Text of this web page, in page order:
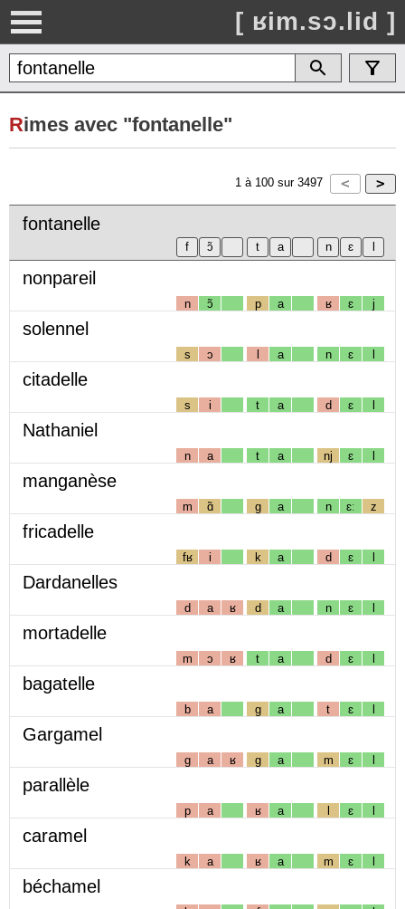
[ ʁim.sɔ.lid ]
Rimes avec "fontanelle"
1 à 100 sur 3497
fontanelle
nonpareil
n ɔ̃ p a ʁ ɛ j
solennel
s ɔ l a n ɛ l
citadelle
s i t a d ɛ l
Nathaniel
n a t a nj ɛ l
manganèse
m ɑ̃ g a n ɛː z
fricadelle
fʁ i k a d ɛ l
Dardanelles
d a ʁ d a n ɛ l
mortadelle
m ɔ ʁ t a d ɛ l
bagatelle
b a g a t ɛ l
Gargamel
g a ʁ g a m ɛ l
parallèle
p a ʁ a l ɛ l
caramel
k a ʁ a m ɛ l
béchamel